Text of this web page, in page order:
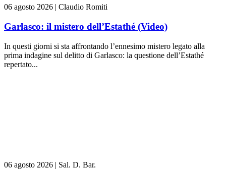
06 agosto 2026 | Claudio Romiti
Garlasco: il mistero dell’Estathé (Video)
In questi giorni si sta affrontando l’ennesimo mistero legato alla
prima indagine sul delitto di Garlasco: la questione dell’Estathé
repertato...
06 agosto 2026 | Sal. D. Bar.